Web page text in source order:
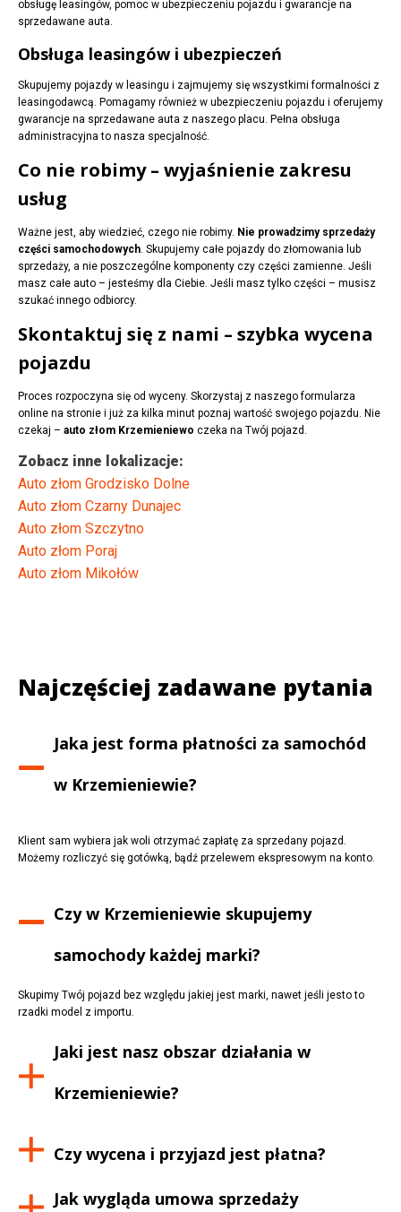
obsługę leasingów, pomoc w ubezpieczeniu pojazdu i gwarancje na
sprzedawane auta.
Obsługa leasingów i ubezpieczeń
Skupujemy pojazdy w leasingu i zajmujemy się wszystkimi formalności z
leasingodawcą. Pomagamy również w ubezpieczeniu pojazdu i oferujemy
gwarancje na sprzedawane auta z naszego placu. Pełna obsługa
administracyjna to nasza specjalność.
Co nie robimy – wyjaśnienie zakresu
usług
Ważne jest, aby wiedzieć, czego nie robimy. Nie prowadzimy sprzedaży
części samochodowych. Skupujemy całe pojazdy do złomowania lub
sprzedaży, a nie poszczególne komponenty czy części zamienne. Jeśli
masz całe auto – jesteśmy dla Ciebie. Jeśli masz tylko części – musisz
szukać innego odbiorcy.
Skontaktuj się z nami – szybka wycena
pojazdu
Proces rozpoczyna się od wyceny. Skorzystaj z naszego formularza
online na stronie i już za kilka minut poznaj wartość swojego pojazdu. Nie
czekaj – auto złom Krzemieniewo czeka na Twój pojazd.
Zobacz inne lokalizacje:
Auto złom Grodzisko Dolne
Auto złom Czarny Dunajec
Auto złom Szczytno
Auto złom Poraj
Auto złom Mikołów
Najczęściej zadawane pytania
Jaka jest forma płatności za samochód
w Krzemieniewie?
Klient sam wybiera jak woli otrzymać zapłatę za sprzedany pojazd.
Możemy rozliczyć się gotówką, bądź przelewem ekspresowym na konto.
Czy w Krzemieniewie skupujemy
samochody każdej marki?
Skupimy Twój pojazd bez względu jakiej jest marki, nawet jeśli jesto to
rzadki model z importu.
Jaki jest nasz obszar działania w
Krzemieniewie?
Czy wycena i przyjazd jest płatna?
Jak wygląda umowa sprzedaży